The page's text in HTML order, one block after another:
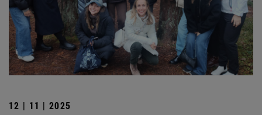
12 | 11 | 2025